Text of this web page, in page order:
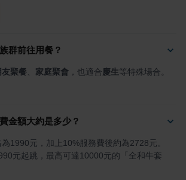
群前往用餐？
友聚餐 家庭聚會 ，也適合 慶生等特殊場合。
金額大約是多少？
1990元，加上10%服務費後約為2728元。
元起跳，最高可達10000元的「全和牛套